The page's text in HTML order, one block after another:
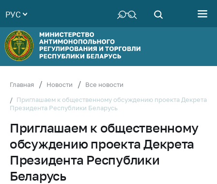
Руководство
Структура
Министерства
Территориальные
Законодательство
Антикоррупционная
деятельность
Общественно-
консультативный
совет
РУС
Главная Новости
Все новости
Приглашаем к общественному обсуждению проекта Декрета
Президента Республики Беларусь
Приглашаем к общественному
обсуждению проекта Декрета
Президента Республики
Беларусь